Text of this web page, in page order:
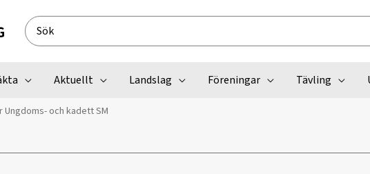
Search
for:
Aktuellt Landslag Föreningar Tävling
Ungdoms- och kadett SM